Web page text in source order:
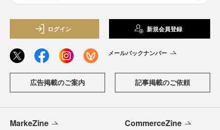
ログイン 新規会員登録
メールバックナンバー
広告掲載のご案内 記事掲載のご依頼
MarkeZine CommerceZine